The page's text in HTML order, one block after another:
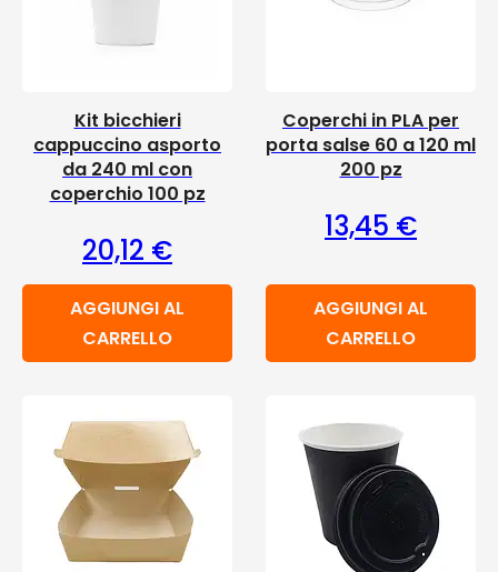
Kit bicchieri
cappuccino asporto
da 240 ml con
coperchio 100 pz
20,12 €
AGGIUNGI AL
CARRELLO
Coperchi in PLA per
porta salse 60 a 120 ml
200 pz
13,45 €
AGGIUNGI AL
CARRELLO